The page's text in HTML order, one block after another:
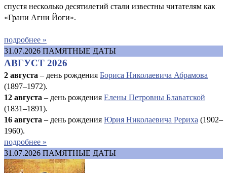
спустя несколько десятилетий стали известны читателям как
«Грани Агни Йоги».
подробнее »
31.07.2026 ПАМЯТНЫЕ ДАТЫ
АВГУСТ 2026
2 августа – день рождения Бориса Николаевича Абрамова
(1897–1972).
12 августа – день рождения Елены Петровны Блаватской
(1831–1891).
16 августа – день рождения Юрия Николаевича Рериха (1902–
1960).
подробнее »
31.07.2026 ПАМЯТНЫЕ ДАТЫ